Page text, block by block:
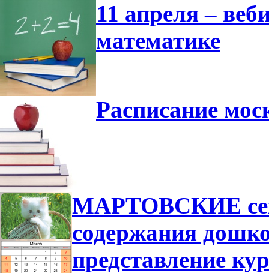
11 апреля –
математике
Расписание
МАРТОВСКИЕ
содержания
представление